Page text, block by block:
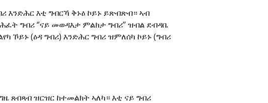
እንድሕር እቲ ግብርኻ ቅኑዕ ኮይኑ ይጽብጽብ። ኣብ
ግብሪ ‘’ናይ መወዳእታ ምልክታ ግብሪ’’ ዝብል ደብዳቤ
ኾይኑ (ዕዳ ግብሪ) እንድሕር ግብሪ ዝምለሰካ ኮይኑ (ግብሪ
ጸብጻብ ዝርዝር ከተመልክት ኣለካ። እቲ ናይ ግብሪ